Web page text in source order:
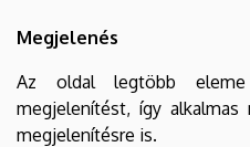
Megjelenés
Az oldal legtöbb
megjelenítést, így
megjelenítésre is.